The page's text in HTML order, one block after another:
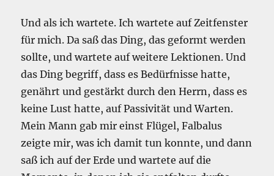
Und als ich wartete. Ich wartete auf Zeitfenster
für mich. Da saß das Ding, das geformt werden
sollte, und wartete auf weitere Lektionen. Und
das Ding begriff, dass es Bedürfnisse hatte,
genährt und gestärkt durch den Herrn, dass es
keine Lust hatte, auf Passivität und Warten.
Mein Mann gab mir einst Flügel, Falbalus
zeigte mir, was ich damit tun konnte, und dann
saß ich auf der Erde und wartete auf die